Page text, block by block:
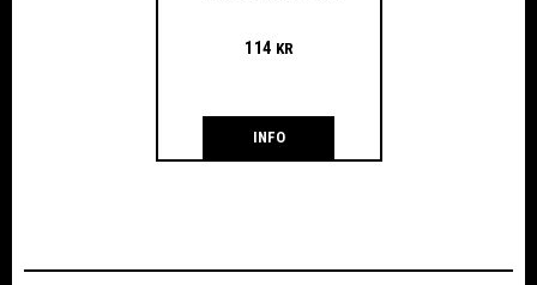
114 KR
INFO